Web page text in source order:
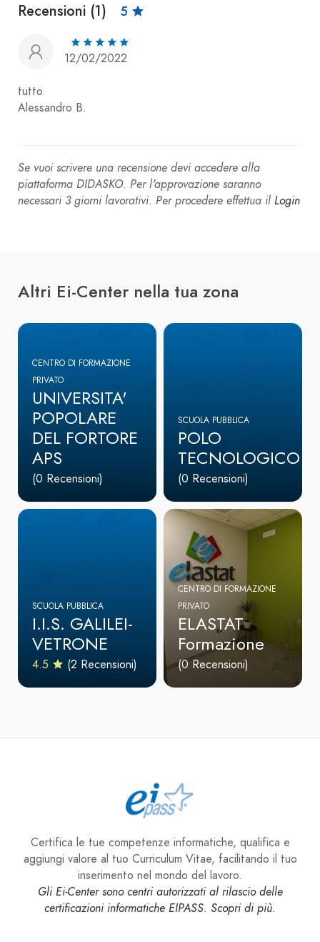
Recensioni (1) 5
12/02/2022
tutto
Alessandro B.
Se vuoi scrivere una recensione devi accedere alla
piattaforma DIDASKO. Per l'approvazione saranno
necessari 3 giorni lavorativi. Per procedere effettua il Login
Altri Ei-Center nella tua zona
CENTRO DI FORMAZIONE
PRIVATO
UNIVERSITA'
POPOLARE
DEL FORTORE
APS
(0 Recensioni)
SCUOLA PUBBLICA
POLO
TECNOLOGICO
(0 Recensioni)
SCUOLA PUBBLICA
I.I.S. GALILEI-
VETRONE
4.5 (2 Recensioni)
CENTRO DI FORMAZIONE
PRIVATO
ELASTAT
Formazione
(0 Recensioni)
Certifica le tue competenze informatiche, qualifica e
aggiungi valore al tuo Curriculum Vitae, facilitando il tuo
inserimento nel mondo del lavoro.
Gli Ei-Center sono centri autorizzati al rilascio delle
certificazioni informatiche EIPASS. Scopri di più.